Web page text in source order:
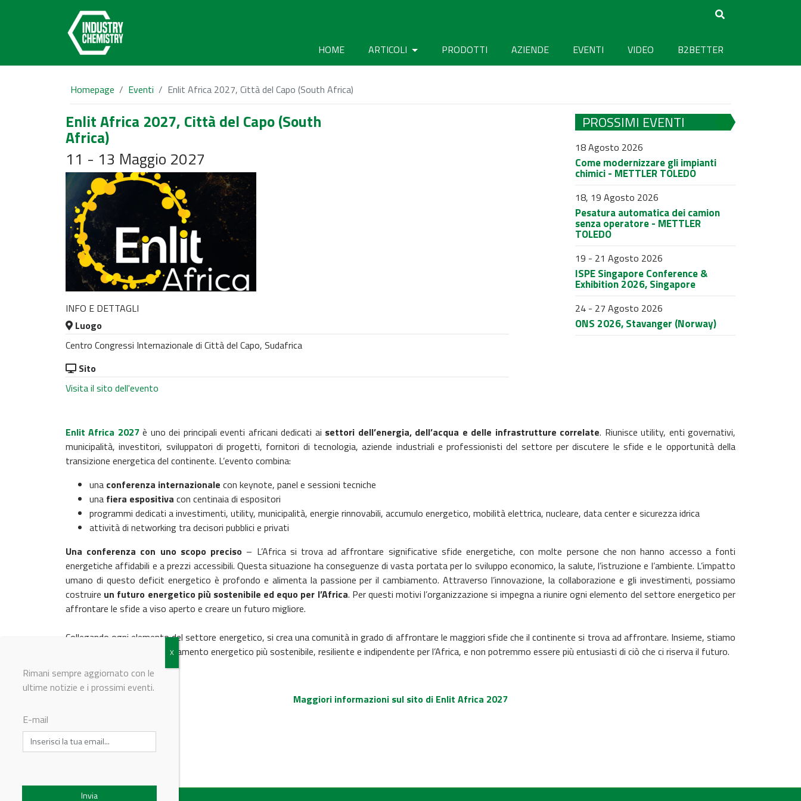
HOME ARTICOLI PRODOTTI AZIENDE EVENTI VIDEO B2BETTER
Homepage Eventi Enlit Africa 2027, Città del Capo (South Africa)
Enlit Africa 2027, Città del Capo (South
Africa)
11 - 13 Maggio 2027
INFO E DETTAGLI
Luogo
Centro Congressi Internazionale di Città del Capo, Sudafrica
Sito
Visita il sito dell'evento
PROSSIMI EVENTI
18 Agosto 2026
Come modernizzare gli impianti
chimici - METTLER TOLEDO
18, 19 Agosto 2026
Pesatura automatica dei camion
senza operatore - METTLER
TOLEDO
19 - 21 Agosto 2026
ISPE Singapore Conference &
Exhibition 2026, Singapore
24 - 27 Agosto 2026
ONS 2026, Stavanger (Norway)
Enlit Africa 2027è uno dei principali eventi africani dedicati ai settori dell’energia, dell’acqua e delle infrastrutture correlate. Riunisce utility, enti governativi,
municipalità, investitori, sviluppatori di progetti, fornitori di tecnologia, aziende industriali e professionisti del settore per discutere le sfide e le opportunità della
transizione energetica del continente. L’evento combina:
una conferenza internazionale con keynote, panel e sessioni tecniche
una fiera espositiva con centinaia di espositori
programmi dedicati a investimenti, utility, municipalità, energie rinnovabili, accumulo energetico, mobilità elettrica, nucleare, data center e sicurezza idrica
attività di networking tra decisori pubblici e privati
Una conferenza con uno scopo preciso – L’Africa si trova ad affrontare significative sfide energetiche, con molte persone che non hanno accesso a fonti
energetiche affidabili e a prezzi accessibili. Questa situazione ha conseguenze di vasta portata per lo sviluppo economico, la salute, l’istruzione e l’ambiente. L’impatto
umano di questo deficit energetico è profondo e alimenta la passione per il cambiamento. Attraverso l’innovazione, la collaborazione e gli investimenti, possiamo
costruire un futuro energetico più sostenibile ed equo per l’Africa. Per questi motivi l’organizzazione si impegna a riunire ogni elemento del settore energetico per
affrontare le sfide a viso aperto e creare un futuro migliore.
Collegando ogni elemento del settore energetico, si crea una comunità in grado di affrontare le maggiori sfide che il continente si trova ad affrontare. Insieme, stiamo
costruendo un approvvigionamento energetico più sostenibile, resiliente e indipendente per l’Africa, e non potremmo essere più entusiasti di ciò che ci riserva il futuro.
Maggiori informazioni sul sito di Enlit Africa 2027
© Riproduzione riservata
Rimani sempre aggiornato con le
ultime notizie e i prossimi eventi.
E-mail